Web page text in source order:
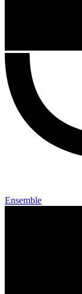
Ensemble